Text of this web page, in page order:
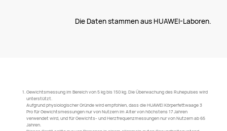
Die Daten stammen aus HUAWEI-Laboren.
1. Gewichtsmessung im Bereich von 5 kg bis 150 kg. Die Überwachung des Ruhepulses wird
unterstützt.
Aufgrund physiologischer Gründe wird empfohlen, dass die HUAWEI Körperfettwaage 3
Pro für Gewichtsmessungen nur von Nutzern im Alter von höchstens 17 Jahren
verwendet wird, und für Gewichts- und Herzfrequenzmessungen nur von Nutzern ab 65
Jahren.